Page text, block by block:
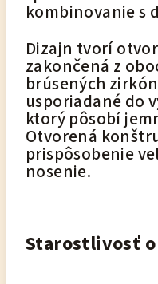
kombinovanie s
Dizajn tvorí
zakončená z
brúsených
usporiadané do
ktorý pôsobí
Otvorená
prispôsobenie
nosenie.
Starostlivosť